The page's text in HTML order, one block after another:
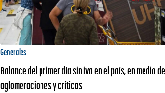
Generales
Balance del primer día sin iva en el país, en medio de
aglomeraciones y críticas